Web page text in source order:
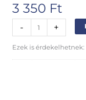
3 350 Ft
-
Professional
akvarell
+
Ezek is érdekelhetnek: